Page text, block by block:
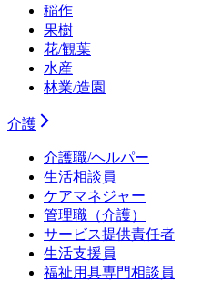
稲作
果樹
花/観葉
水産
林業/造園
介護
介護職/ヘルパー
生活相談員
ケアマネジャー
管理職（介護）
サービス提供責任者
生活支援員
福祉用具専門相談員